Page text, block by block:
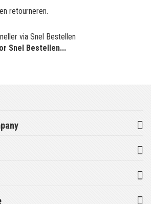
retourneren.
via Snel Bestellen
Snel Bestellen...